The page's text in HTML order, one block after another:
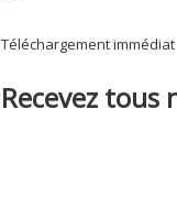
Téléchargement immédiat
Recevez tous